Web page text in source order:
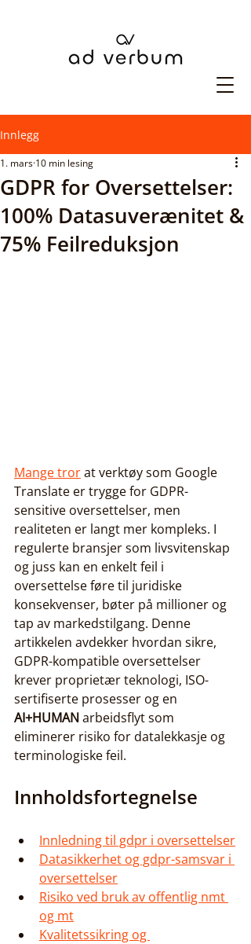
Innlegg
GDPR for Oversettelser:
100% Datasuverænitet &
75% Feilreduksjon
1. mars 10 min lesing
Mange tror at verktøy som Google
Translate er trygge for GDPR-
sensitive oversettelser, men
realiteten er langt mer kompleks. I
regulerte bransjer som livsvitenskap
og juss kan en enkelt feil i
oversettelse føre til juridiske
konsekvenser, bøter på millioner og
tap av markedstilgang. Denne
artikkelen avdekker hvordan sikre,
GDPR-kompatible oversettelser
krever proprietær teknologi, ISO-
sertifiserte prosesser og en
AI+HUMAN arbeidsflyt som
eliminerer risiko for datalekkasje og
terminologiske feil.
Innholdsfortegnelse
Innledning til gdpr i oversettelser
Datasikkerhet og gdpr-samsvar i
oversettelser
Risiko ved bruk av offentlig nmt
og mt
Kvalitetssikring og